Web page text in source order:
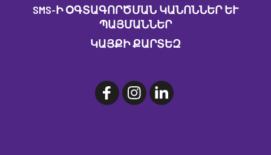
SMS-Ի ՕԳՏԱԳՈՐԾՄԱՆ ԿԱՆՈՆՆԵՐ ԵՒ Պ
ԱՅՄԱՆՆԵՐ
ԿԱՅՔԻ ՔԱՐՏԵԶ